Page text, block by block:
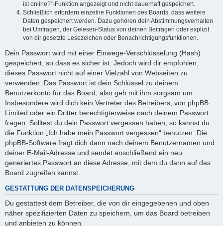
ist online?“-Funktion angezeigt und nicht dauerhaft gespeichert.
Schließlich erfordern einzelne Funktionen des Boards, dass weitere
Daten gespeichert werden. Dazu gehören dein Abstimmungsverhalten
bei Umfragen, der Gelesen-Status von deinen Beiträgen oder explizit
von dir gesetzte Lesezeichen oder Benachrichtigungsfunktionen.
Dein Passwort wird mit einer Einwege-Verschlüsselung (Hash)
gespeichert, so dass es sicher ist. Jedoch wird dir empfohlen,
dieses Passwort nicht auf einer Vielzahl von Webseiten zu
verwenden. Das Passwort ist dein Schlüssel zu deinem
Benutzerkonto für das Board, also geh mit ihm sorgsam um.
Insbesondere wird dich kein Vertreter des Betreibers, von phpBB
Limited oder ein Dritter berechtigterweise nach deinem Passwort
fragen. Solltest du dein Passwort vergessen haben, so kannst du
die Funktion „Ich habe mein Passwort vergessen“ benutzen. Die
phpBB-Software fragt dich dann nach deinem Benutzernamen und
deiner E-Mail-Adresse und sendet anschließend ein neu
generiertes Passwort an diese Adresse, mit dem du dann auf das
Board zugreifen kannst.
GESTATTUNG DER DATENSPEICHERUNG
Du gestattest dem Betreiber, die von dir eingegebenen und oben
näher spezifizierten Daten zu speichern, um das Board betreiben
und anbieten zu können.